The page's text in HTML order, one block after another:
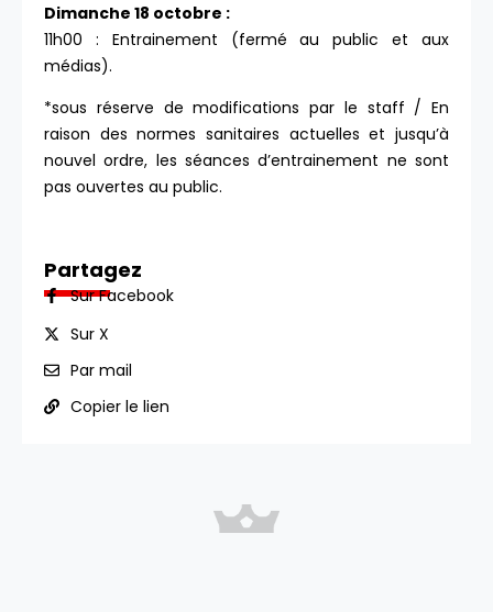
Dimanche 18 octobre :
11h00 : Entrainement (fermé au public et aux
médias).
*sous réserve de modifications par le staff / En
raison des normes sanitaires actuelles et jusqu’à
nouvel ordre, les séances d’entrainement ne sont
pas ouvertes au public.
Partagez
Sur Facebook
Sur X
Par mail
Copier le lien